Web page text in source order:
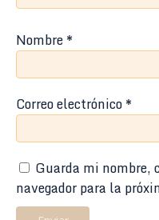
Nombre*
Correo electrónico*
Guarda mi nombre,
navegador para la